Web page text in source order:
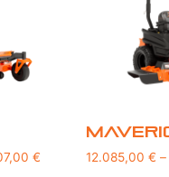
€ 12.085,00 € –